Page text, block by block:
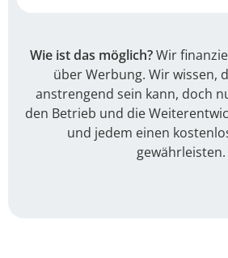
Wie ist das möglich?Wir
über Werbung. Wir wissen,
anstrengend sein kann, doch
den Betrieb und die
und jedem einen
gewährleisten.